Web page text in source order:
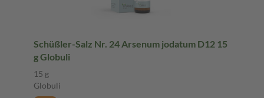
Schüßler-Salz Nr. 24 Arsenum jodatum D12 15
g Globuli
15 g
Globuli